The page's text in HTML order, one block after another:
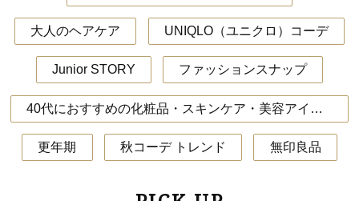
大人のヘアケア UNIQLO（ユニクロ）コーデ
Junior STORY ファッションスナップ
40代におすすめの化粧品・スキンケア・美容アイテム
更年期 秋コーデ トレンド 無印良品